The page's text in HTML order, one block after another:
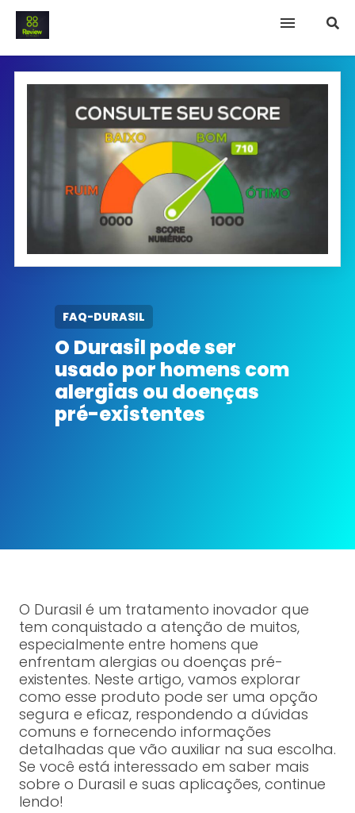
INICIO
Termo e Condições
Política Privacidade
SOBRE NÓS
FAQ-DURASIL
O Durasil pode ser
usado por homens com
alergias ou doenças
pré-existentes
O Durasil é um tratamento inovador que
tem conquistado a atenção de muitos,
especialmente entre homens que
enfrentam alergias ou doenças pré-
existentes. Neste artigo, vamos explorar
como esse produto pode ser uma opção
segura e eficaz, respondendo a dúvidas
comuns e fornecendo informações
detalhadas que vão auxiliar na sua escolha.
Se você está interessado em saber mais
sobre o Durasil e suas aplicações, continue
lendo!